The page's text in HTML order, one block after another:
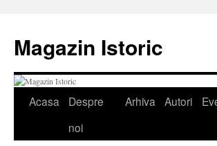
conținut
Magazin Istoric
Acasa
Despre
noi
Arhiva Autori